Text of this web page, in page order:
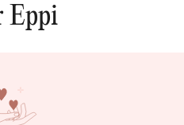
Eppi